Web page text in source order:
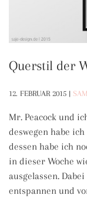
Querstil der
12. FEBRUAR 2015 | SAM
Mr. Peacock und
deswegen habe
dessen habe ich
in dieser Woche
ausgelassen.
entspannen und